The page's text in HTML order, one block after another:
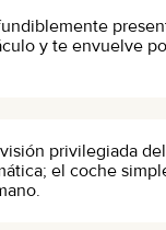
y te envuelve
privilegiada
el coche